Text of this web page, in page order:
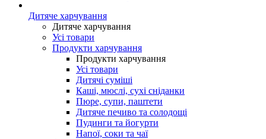
Дитяче харчування
Дитяче харчування
Усі товари
Продукти харчування
Продукти харчування
Усі товари
Дитячі суміші
Каші, мюслі, сухі сніданки
Пюре, супи, паштети
Дитяче печиво та солодощі
Пудинги та йогурти
Напої, соки та чаї